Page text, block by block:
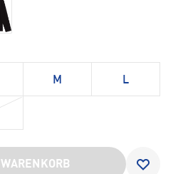
M L
WARENKORB